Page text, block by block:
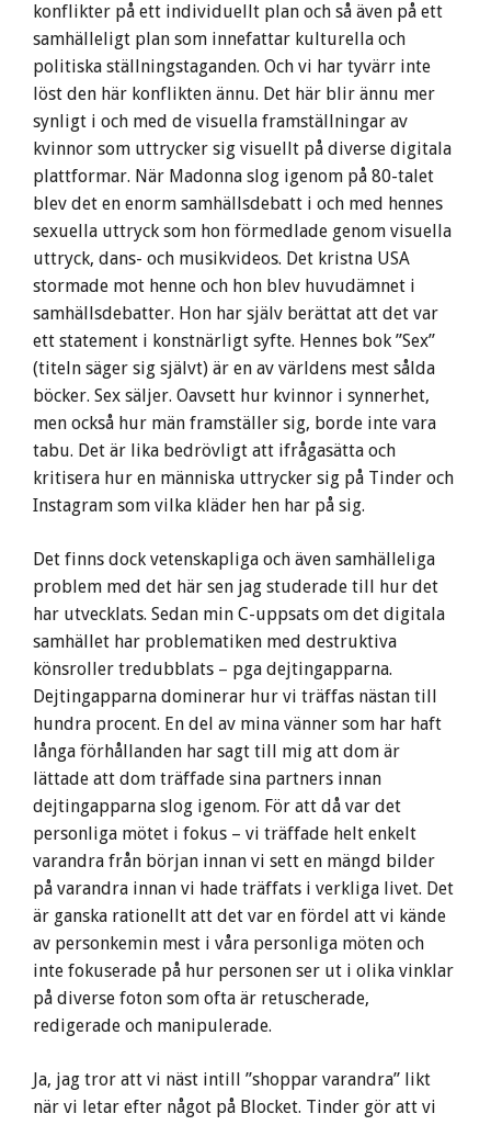
konflikter på ett individuellt plan och så även på ett
samhälleligt plan som innefattar kulturella och
politiska ställningstaganden. Och vi har tyvärr inte
löst den här konflikten ännu. Det här blir ännu mer
synligt i och med de visuella framställningar av
kvinnor som uttrycker sig visuellt på diverse digitala
plattformar. När Madonna slog igenom på 80-talet
blev det en enorm samhällsdebatt i och med hennes
sexuella uttryck som hon förmedlade genom visuella
uttryck, dans- och musikvideos. Det kristna USA
stormade mot henne och hon blev huvudämnet i
samhällsdebatter. Hon har själv berättat att det var
ett statement i konstnärligt syfte. Hennes bok ”Sex”
(titeln säger sig självt) är en av världens mest sålda
böcker. Sex säljer. Oavsett hur kvinnor i synnerhet,
men också hur män framställer sig, borde inte vara
tabu. Det är lika bedrövligt att ifrågasätta och
kritisera hur en människa uttrycker sig på Tinder och
Instagram som vilka kläder hen har på sig.
Det finns dock vetenskapliga och även samhälleliga
problem med det här sen jag studerade till hur det
har utvecklats. Sedan min C-uppsats om det digitala
samhället har problematiken med destruktiva
könsroller tredubblats – pga dejtingapparna.
Dejtingapparna dominerar hur vi träffas nästan till
hundra procent. En del av mina vänner som har haft
långa förhållanden har sagt till mig att dom är
lättade att dom träffade sina partners innan
dejtingapparna slog igenom. För att då var det
personliga mötet i fokus – vi träffade helt enkelt
varandra från början innan vi sett en mängd bilder
på varandra innan vi hade träffats i verkliga livet. Det
är ganska rationellt att det var en fördel att vi kände
av personkemin mest i våra personliga möten och
inte fokuserade på hur personen ser ut i olika vinklar
på diverse foton som ofta är retuscherade,
redigerade och manipulerade.
Ja, jag tror att vi näst intill ”shoppar varandra” likt
när vi letar efter något på Blocket. Tinder gör att vi